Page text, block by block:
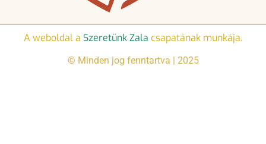
A weboldal a Szeretünk Zala csapatának munkája.
© Minden jog fenntartva | 2025